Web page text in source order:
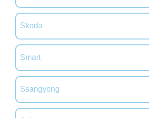
Skoda
Smart
Ssangyong